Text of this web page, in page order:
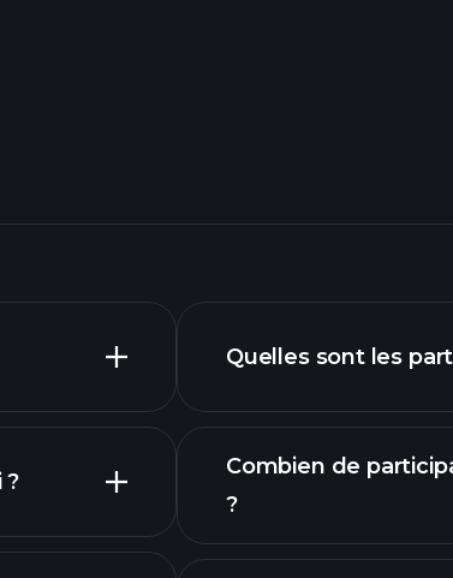
?
Quelles sont les
Combien de
?